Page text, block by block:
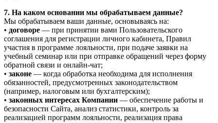
7. На каком основании мы обрабатываем данные?
Мы обрабатываем ваши данные, основываясь на:
• договоре — при принятии вами Пользовательского
соглашения для регистрации личного кабинета, Правил
участия в программе лояльности, при подаче заявки на
учебный семинар или при отправке обращений через форму
обратной связи и онлайн-чат;
• законе — когда обработка необходима для исполнения
обязанностей, предусмотренных законодательством
(например, налоговым или бухгалтерским);
• законных интересах Компании — обеспечение работы и
безопасности Сайта, анализ статистики, контроль за
реализацией программ лояльности, реализация права